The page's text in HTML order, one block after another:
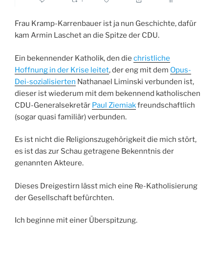
Frau Kramp-Karrenbauer ist ja nun Geschichte, dafür
kam Armin Laschet an die Spitze der CDU.
Ein bekennender Katholik, den die christliche
Hoffnung in der Krise leitet, der eng mit dem Opus-
Dei-sozialisierten Nathanael Liminski verbunden ist,
dieser ist wiederum mit dem bekennend katholischen
CDU-Generalsekretär Paul Ziemiakfreundschaftlich
(sogar quasi familiär) verbunden.
Es ist nicht die Religionszugehörigkeit die mich stört,
es ist das zur Schau getragene Bekenntnis der
genannten Akteure.
Dieses Dreigestirn lässt mich eine Re-Katholisierung
der Gesellschaft befürchten.
Ich beginne mit einer Überspitzung.